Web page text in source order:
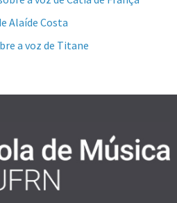
Alaíde Costa
a voz de Titane